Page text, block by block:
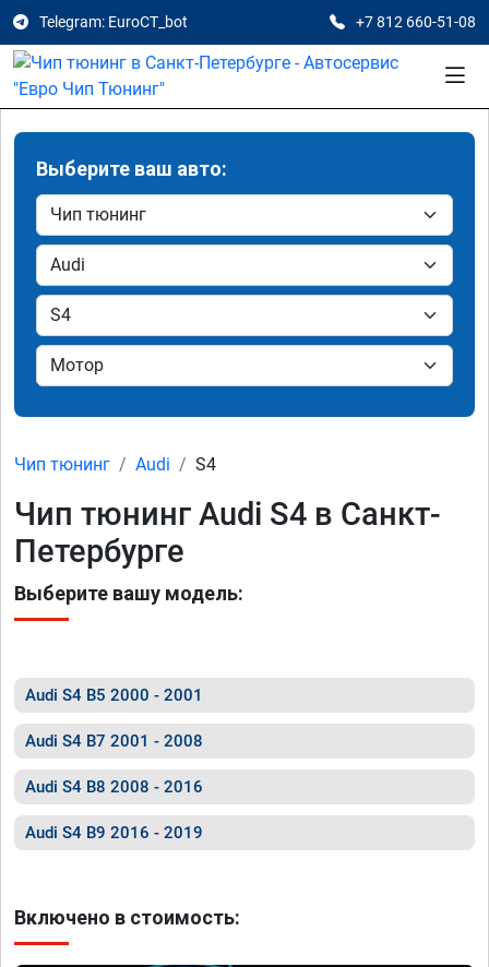
Telegram: EuroCT_bot +7 812 660-51-08
Выберите ваш авто:
Чип тюнинг Audi S4
Чип тюнинг Audi S4 в Санкт-
Петербурге
Выберите вашу модель:
Audi S4 B5 2000 - 2001
Audi S4 B7 2001 - 2008
Audi S4 B8 2008 - 2016
Audi S4 B9 2016 - 2019
Включено в стоимость: